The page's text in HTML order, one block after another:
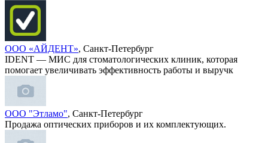
ООО «АЙДЕНТ», Санкт-Петербург
IDENT — МИС для стоматологических клиник, которая
помогает увеличивать эффективность работы и выручк
ООО "Этламо", Санкт-Петербург
Продажа оптических приборов и их комплектующих.